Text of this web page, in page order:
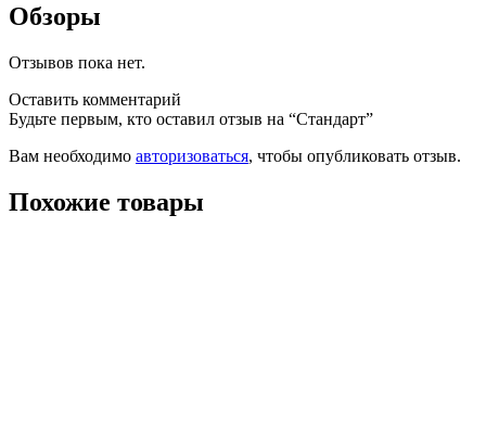
Обзоры
Отзывов пока нет.
Оставить комментарий
Будьте первым, кто оставил отзыв на “Стандарт”
Вам необходимо авторизоваться, чтобы опубликовать отзыв.
Похожие товары